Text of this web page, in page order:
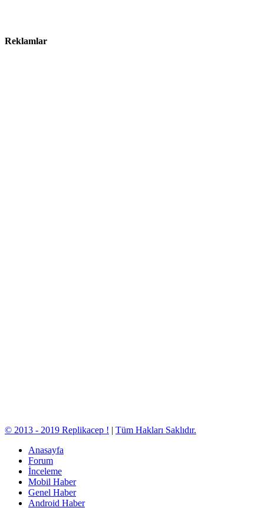
Reklamlar
© 2013 - 2019 Replikacep ! | Tüm Hakları Saklıdır.
Anasayfa
Forum
İnceleme
Mobil Haber
Genel Haber
Android Haber